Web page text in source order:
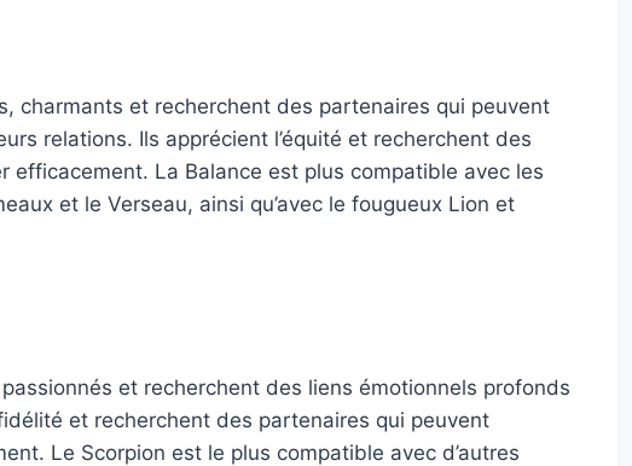
charmants et recherchent des partenaires qui peuvent
relations. Ils apprécient l’équité et recherchent des
efficacement. La Balance est plus compatible avec les
et le Verseau, ainsi qu’avec le fougueux Lion et
et recherchent des liens émotionnels profonds
et recherchent des partenaires qui peuvent
Le Scorpion est le plus compatible avec d’autres